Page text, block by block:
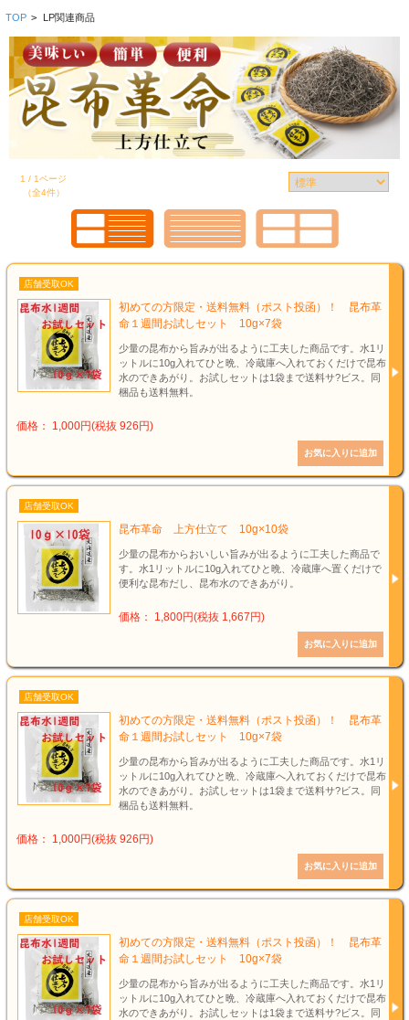
TOP > LP関連商品
1 / 1ページ
（全4件）
店舗受取OK
初めての方限定・送料無料（ポスト投函）！ 昆布革
命１週間お試しセット 10g×7袋
少量の昆布から旨みが出るように工夫した商品です。水1リ
ットルに10g入れてひと晩、冷蔵庫へ入れておくだけで昆布
水のできあがり。お試しセットは1袋まで送料サ?ビス。同
梱品も送料無料。
価格： 1,000円(税抜 926円)
店舗受取OK
昆布革命 上方仕立て 10g×10袋
少量の昆布からおいしい旨みが出るように工夫した商品で
す。水1リットルに10g入れてひと晩、冷蔵庫へ置くだけで
便利な昆布だし、昆布水のできあがり。
価格： 1,800円(税抜 1,667円)
店舗受取OK
初めての方限定・送料無料（ポスト投函）！ 昆布革
命１週間お試しセット 10g×7袋
少量の昆布から旨みが出るように工夫した商品です。水1リ
ットルに10g入れてひと晩、冷蔵庫へ入れておくだけで昆布
水のできあがり。お試しセットは1袋まで送料サ?ビス。同
梱品も送料無料。
価格： 1,000円(税抜 926円)
店舗受取OK
初めての方限定・送料無料（ポスト投函）！ 昆布革
命１週間お試しセット 10g×7袋
少量の昆布から旨みが出るように工夫した商品です。水1リ
ットルに10g入れてひと晩、冷蔵庫へ入れておくだけで昆布
水のできあがり。お試しセットは1袋まで送料サ?ビス。同